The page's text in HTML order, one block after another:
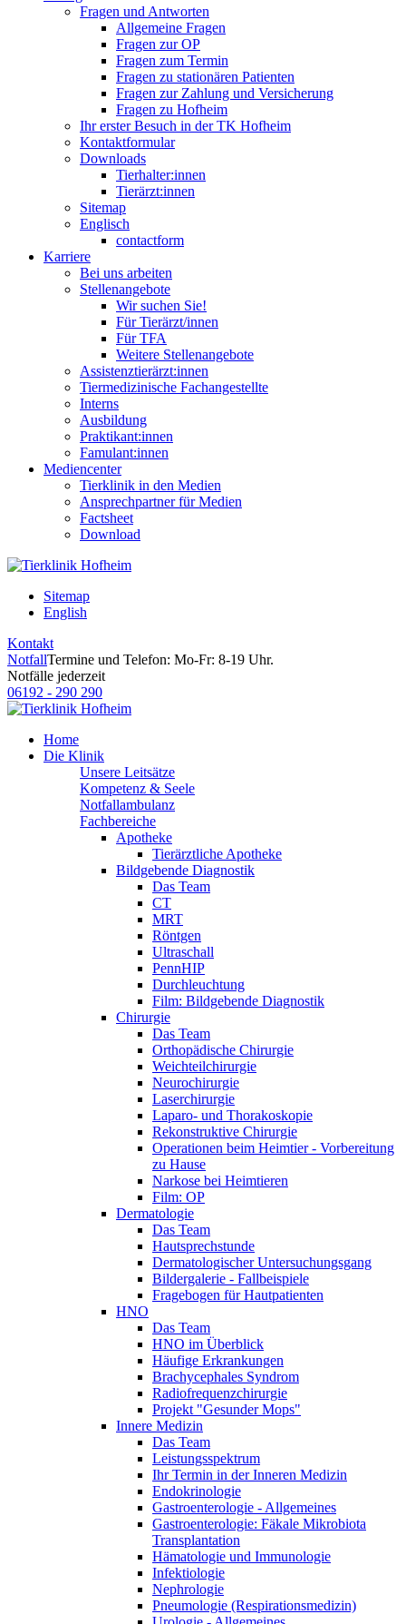
Fragen und Antworten
Allgemeine Fragen
Fragen zur OP
Fragen zum Termin
Fragen zu stationären Patienten
Fragen zur Zahlung und Versicherung
Fragen zu Hofheim
Ihr erster Besuch in der TK Hofheim
Kontaktformular
Downloads
Tierhalter:innen
Tierärzt:innen
Sitemap
Englisch
contactform
Karriere
Bei uns arbeiten
Stellenangebote
Wir suchen Sie!
Für Tierärzt/innen
Für TFA
Weitere Stellenangebote
Assistenztierärzt:innen
Tiermedizinische Fachangestellte
Interns
Ausbildung
Praktikant:innen
Famulant:innen
Mediencenter
Tierklinik in den Medien
Ansprechpartner für Medien
Factsheet
Download
Sitemap
English
Kontakt
NotfallTermine und Telefon: Mo-Fr: 8-19 Uhr.
Notfälle jederzeit
06192 - 290 290
Home
Die Klinik
Unsere Leitsätze
Kompetenz & Seele
Notfallambulanz
Fachbereiche
Apotheke
Tierärztliche Apotheke
Bildgebende Diagnostik
Das Team
CT
MRT
Röntgen
Ultraschall
PennHIP
Durchleuchtung
Film: Bildgebende Diagnostik
Chirurgie
Das Team
Orthopädische Chirurgie
Weichteilchirurgie
Neurochirurgie
Laserchirurgie
Laparo- und Thorakoskopie
Rekonstruktive Chirurgie
Operationen beim Heimtier - Vorbereitung
zu Hause
Narkose bei Heimtieren
Film: OP
Dermatologie
Das Team
Hautsprechstunde
Dermatologischer Untersuchungsgang
Bildergalerie - Fallbeispiele
Fragebogen für Hautpatienten
HNO
Das Team
HNO im Überblick
Häufige Erkrankungen
Brachycephales Syndrom
Radiofrequenzchirurgie
Projekt "Gesunder Mops"
Innere Medizin
Das Team
Leistungsspektrum
Ihr Termin in der Inneren Medizin
Endokrinologie
Gastroenterologie - Allgemeines
Gastroenterologie: Fäkale Mikrobiota
Transplantation
Hämatologie und Immunologie
Infektiologie
Nephrologie
Pneumologie (Respirationsmedizin)